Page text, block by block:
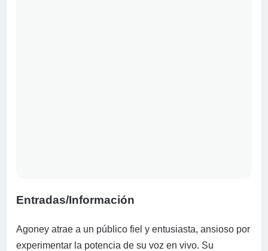
Entradas/Información
Agoney atrae a un público fiel y entusiasta, ansioso por
experimentar la potencia de su voz en vivo. Su